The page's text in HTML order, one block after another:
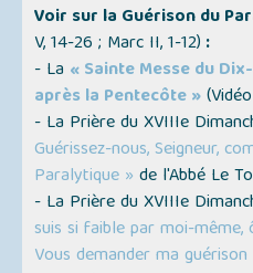
Voir sur la Guérison du
V, 14-26 ; Marc II, 1-12) :
- La « Sainte Messe du
après la Pentecôte »(
- La Prière du XVIIIe
Guérissez-nous, Seigneur,
Paralytique » de l'Abbé Le
- La Prière du XVIIIe
suis si faible par moi-même,
Vous demander ma guérison